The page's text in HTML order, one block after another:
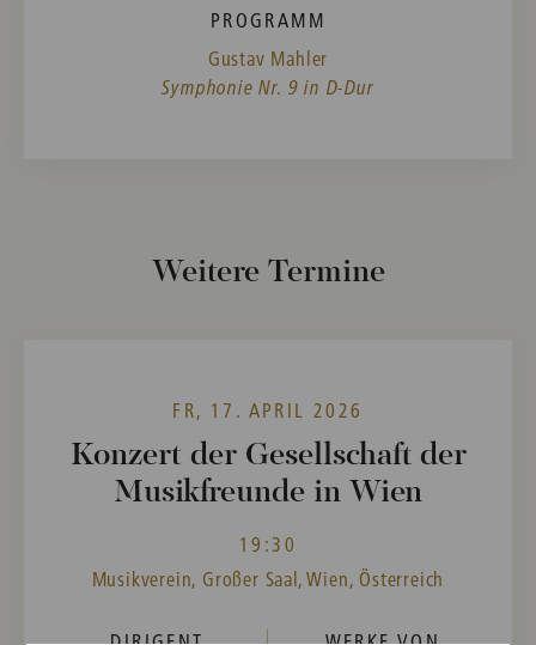
PROGRAMM
Gustav Mahler
Symphonie Nr. 9 in D-Dur
Weitere Termine
FR, 17. APRIL 2026
Konzert der Gesellschaft der
Musikfreunde in Wien
19:30
Musikverein, Großer Saal, Wien, Österreich